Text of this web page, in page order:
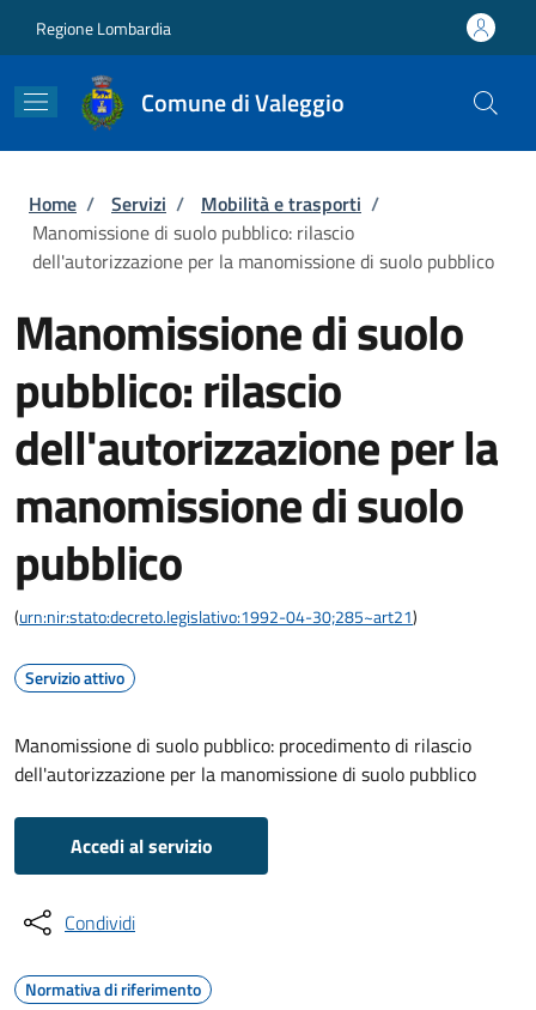
Regione Lombardia
Comune di Valeggio
Briciole di pane
Home / Servizi / Mobilità e trasporti /
Manomissione di suolo pubblico: rilascio
dell'autorizzazione per la manomissione di suolo pubblico
Manomissione di suolo
pubblico: rilascio
dell'autorizzazione per la
manomissione di suolo
pubblico
(urn:nir:stato:decreto.legislativo:1992-04-30;285~art21)
Servizio attivo
Manomissione di suolo pubblico: procedimento di rilascio
dell'autorizzazione per la manomissione di suolo pubblico
Accedi al servizio
Condividi
Normativa di riferimento